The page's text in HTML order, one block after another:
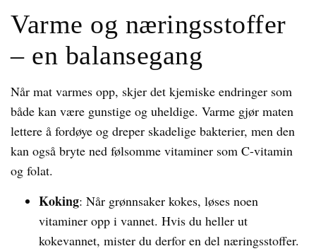
Varme og næringsstoffer
– en balansegang
Når mat varmes opp, skjer det kjemiske endringer som
både kan være gunstige og uheldige. Varme gjør maten
lettere å fordøye og dreper skadelige bakterier, men den
kan også bryte ned følsomme vitaminer som C-vitamin
og folat.
Koking: Når grønnsaker kokes, løses noen
vitaminer opp i vannet. Hvis du heller ut
kokevannet, mister du derfor en del næringsstoffer.